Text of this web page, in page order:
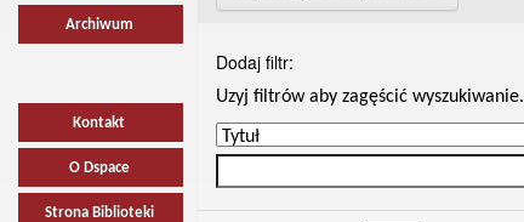
Archiwum
Kontakt
O Dspace
Strona Biblioteki
Dodaj filtr:
Uzyj filtrów aby zagęścić wyszukiwanie.